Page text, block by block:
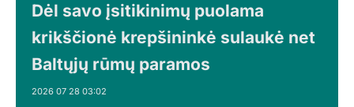
Dėl savo įsitikinimų puolama
krikščionė krepšininkė sulaukė net
Baltųjų rūmų paramos
2026 07 28 03:02